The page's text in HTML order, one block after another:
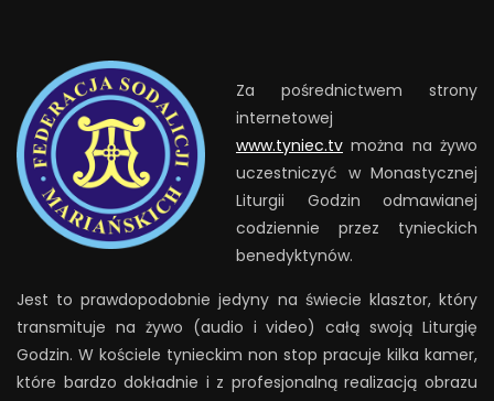
Za pośrednictwem strony
internetowej
www.tyniec.tv można na żywo
uczestniczyć w Monastycznej
Liturgii Godzin odmawianej
codziennie przez tynieckich
benedyktynów.
Jest to prawdopodobnie jedyny na świecie klasztor, który
transmituje na żywo (audio i video) całą swoją Liturgię
Godzin. W kościele tynieckim non stop pracuje kilka kamer,
które bardzo dokładnie i z profesjonalną realizacją obrazu